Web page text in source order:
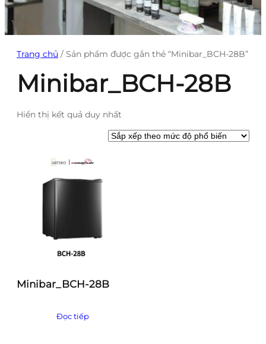
Trang chủ / Sản phẩm được gắn thẻ “Minibar_BCH-28B”
Minibar_BCH-28B
Hiển thị kết quả duy nhất
Minibar_BCH-28B
Đọc tiếp